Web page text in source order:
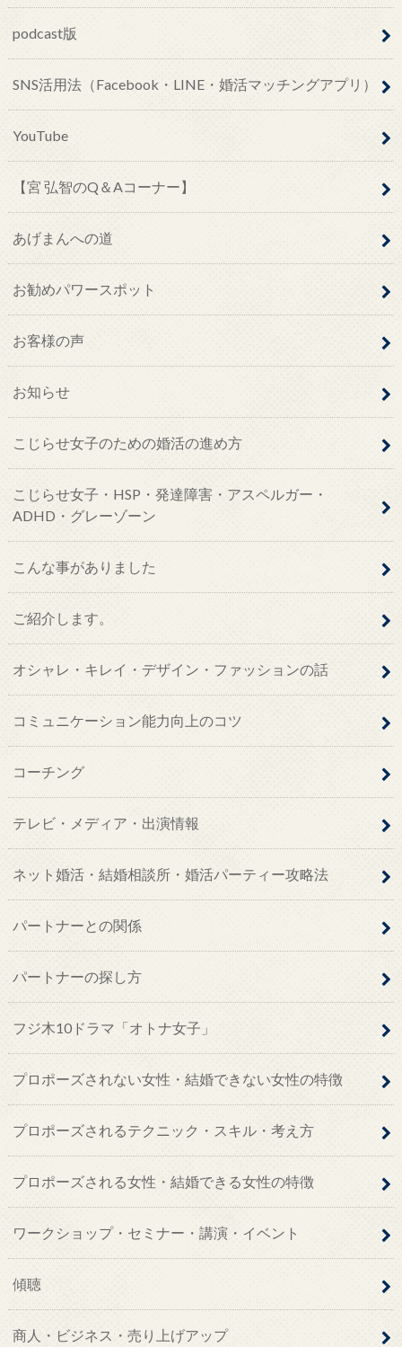
podcast版
SNS活用法（Facebook・LINE・婚活マッチングアプリ）
YouTube
【宮 弘智のQ＆Aコーナー】
あげまんへの道
お勧めパワースポット
お客様の声
お知らせ
こじらせ女子のための婚活の進め方
こじらせ女子・HSP・発達障害・アスペルガー・
ADHD・グレーゾーン
こんな事がありました
ご紹介します。
オシャレ・キレイ・デザイン・ファッションの話
コミュニケーション能力向上のコツ
コーチング
テレビ・メディア・出演情報
ネット婚活・結婚相談所・婚活パーティー攻略法
パートナーとの関係
パートナーの探し方
フジ木10ドラマ「オトナ女子」
プロポーズされない女性・結婚できない女性の特徴
プロポーズされるテクニック・スキル・考え方
プロポーズされる女性・結婚できる女性の特徴
ワークショップ・セミナー・講演・イベント
傾聴
商人・ビジネス・売り上げアップ